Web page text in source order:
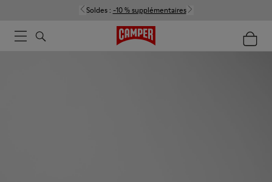
Soldes : -10 % supplémentaires